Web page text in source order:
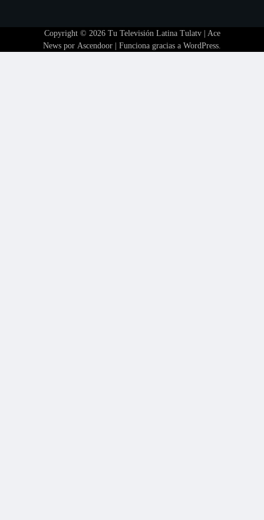
Copyright © 2026 Tu Televisión Latina Tulatv| Ace
News por Ascendoor | Funciona gracias a WordPress